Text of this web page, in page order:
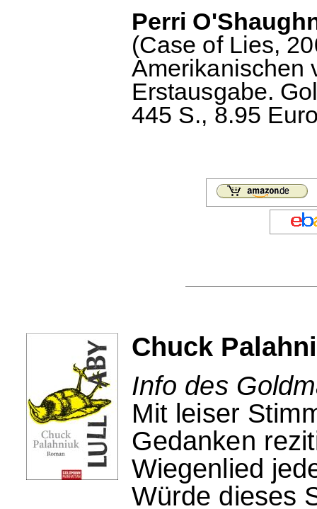
Perri
(Case of Lies,
Amerikanischen
Erstausgabe.
445 S., 8.95
Chuck
Info des
Mit leiser
Gedanken
Wiegenlied
Würde dieses